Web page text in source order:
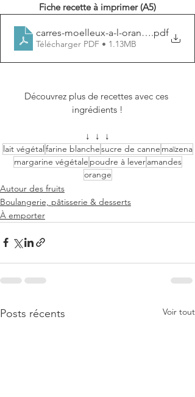
Fiche recette à imprimer (A5)
carres-moelleux-a-l-orange.pdf
Télécharger PDF • 1.13MB
Découvrez plus de recettes avec ces
ingrédients !
↓  ↓  ↓
lait végétalfarine blanchesucre de canne maïzena
margarine végétale poudre à leveramandes
orange
Autour des fruits
Boulangerie, pâtisserie & desserts
À emporter
Posts récents Voir tout